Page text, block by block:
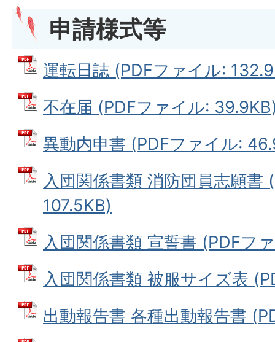
申請様式等
運転日誌 (PDFファイル:
不在届 (PDFファイル:
異動内申書 (PDFファイル:
入団関係書類 消防団員志願書
107.5KB)
入団関係書類 宣誓書 (PDFフ
入団関係書類 被服サイズ表
出動報告書 各種出動報告書